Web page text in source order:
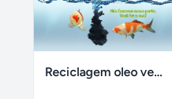
Reciclagem oleo vegetal